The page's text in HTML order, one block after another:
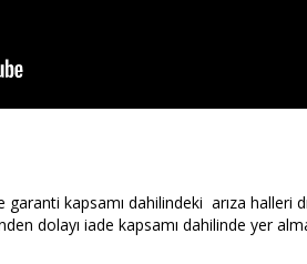
kapsamı dahilindeki arıza halleri
dolayı iade kapsamı dahilinde yer